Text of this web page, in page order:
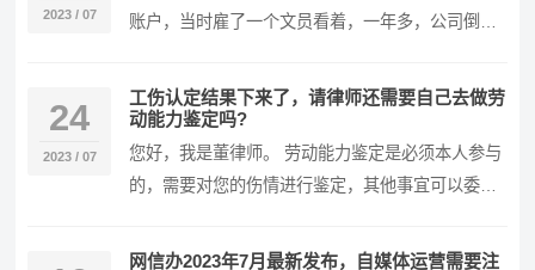
2023 / 07
账户，当时雇了一个文员看着，一年多，公司倒闭
复 …
24
2023 / 07
工伤认定结果下来了，请律师还需要自己去做劳
动能力鉴定吗?
您好，我是董律师。 劳动能力鉴定是必须本人参与
的，需要对您的伤情进行鉴定，其他事宜可以委托
伤害…
网信办2023年7月最新发布，自媒体运营需要注